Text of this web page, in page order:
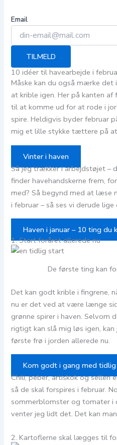
Email
TILMELD
10 idéer til havearbejde i
Måske kan du også mærke
at krible igen. Her på kanten
til at komme ud for at rode i
spire. Heldigvis byder februar
mig et lille stykke tættere på
Vinter i haven
Så jeg trækker i arbejdstøjet –
finder havehandskerne frem,
med? Så begynd med at læse
i februar – så ses vi derude
Haven i januar – 10 ting du
1. Start foråret allerede nu
De første ting kan
Det kan godt krible i fingrene,
nu er det ved at være længe
grønne spirer i haven. Selvom
rigtigt kan slå mig løs igen,
første frø i jorden allerede nu.
Kom godt i gang med
Chili, peber, artiskok og selleri
så de skal forspires i februar.
sommerblomster og tomater i
venter jeg lidt det. Det kan
2. Kartoflerne skal lægges til